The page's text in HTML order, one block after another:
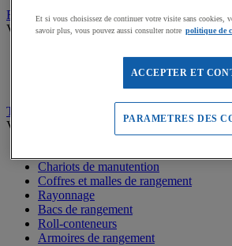
Récompenses sportives
Voir tous les produits
Coupes et trophées sportifs
Transport et Rangement
Voir tous les produits
Chariots de manutention
Coffres et malles de rangement
Rayonnage
Bacs de rangement
Roll-conteneurs
Armoires de rangement
Et si vous choisissez de continuer votre visite sans cookies,
savoir plus, vous pouvez aussi consulter notre politique de
ACCEPTER ET
PARAMETRES DES